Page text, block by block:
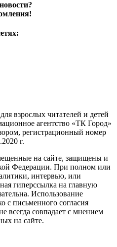
взрослых читателей и детей
агентство «ТК Город»
регистрационный номер
г.
на сайте, защищены и
Федерации. При полном или
интервью, или
гиперссылка на главную
Использование
с письменного согласия
всегда совпадает с мнением
на сайте.